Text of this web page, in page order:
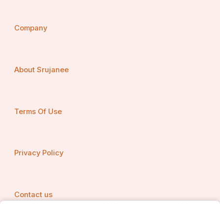
Company
About Srujanee
Terms Of Use
Privacy Policy
Contact us